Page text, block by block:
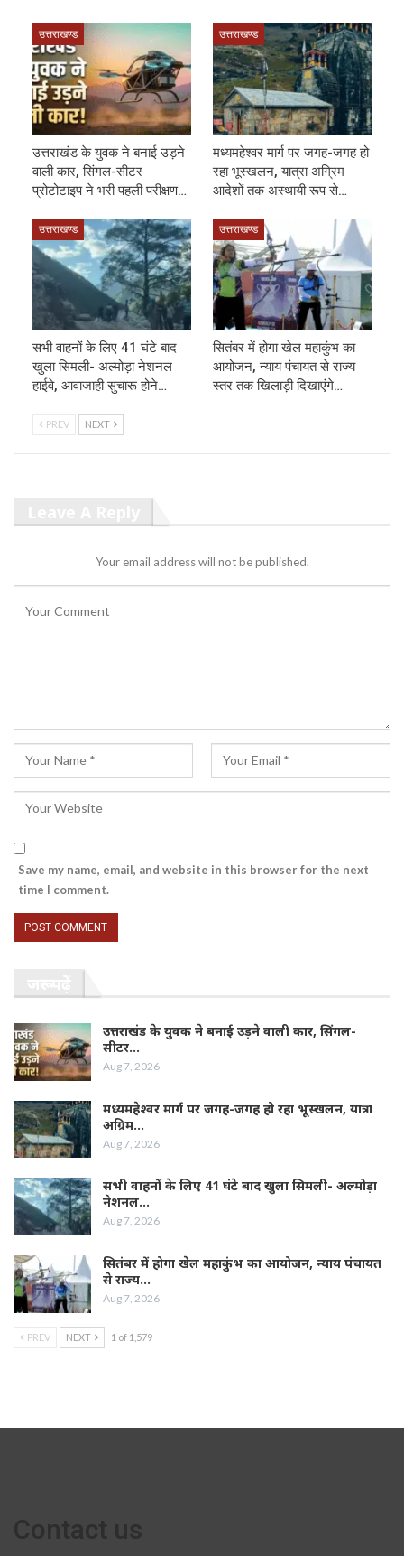
उत्तराखण्ड
उत्तराखंड के युवक ने बनाई उड़ने
वाली कार, सिंगल-सीटर
प्रोटोटाइप ने भरी पहली परीक्षण…
उत्तराखण्ड
मध्यमहेश्वर मार्ग पर जगह-जगह हो
रहा भूस्खलन, यात्रा अग्रिम
आदेशों तक अस्थायी रूप से…
उत्तराखण्ड
सभी वाहनों के लिए 41 घंटे बाद
खुला सिमली- अल्मोड़ा नेशनल
हाईवे, आवाजाही सुचारू होने…
उत्तराखण्ड
सितंबर में होगा खेल महाकुंभ का
आयोजन, न्याय पंचायत से राज्य
स्तर तक खिलाड़ी दिखाएंगे…
PREV NEXT
Your email address will not be published.
Save my name, email, and website in this browser for the next
time I comment.
उत्तराखंड के युवक ने बनाई उड़ने वाली कार, सिंगल-
सीटर…
Aug 7, 2026
मध्यमहेश्वर मार्ग पर जगह-जगह हो रहा भूस्खलन, यात्रा
अग्रिम…
Aug 7, 2026
सभी वाहनों के लिए 41 घंटे बाद खुला सिमली- अल्मोड़ा
नेशनल…
Aug 7, 2026
सितंबर में होगा खेल महाकुंभ का आयोजन, न्याय पंचायत
से राज्य…
Aug 7, 2026
PREV NEXT 1 of 1,579